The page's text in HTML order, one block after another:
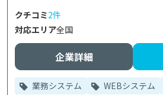
クチコミ2件
対応エリア全国
企業詳細
業務システム WEBシステム